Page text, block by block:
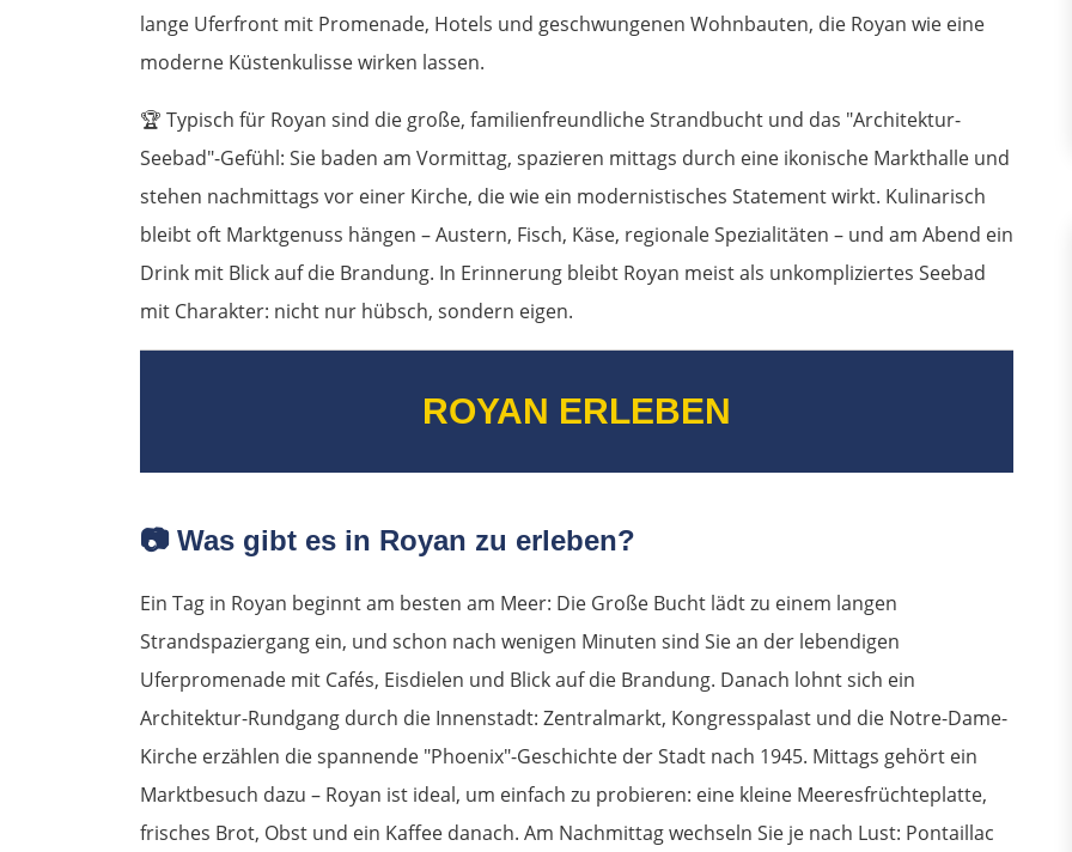
lange Uferfront mit Promenade, Hotels und geschwungenen Wohnbauten, die Royan wie eine
moderne Küstenkulisse wirken lassen.
🏆 Typisch für Royan sind die große, familienfreundliche Strandbucht und das "Architektur-
Seebad"-Gefühl: Sie baden am Vormittag, spazieren mittags durch eine ikonische Markthalle und
stehen nachmittags vor einer Kirche, die wie ein modernistisches Statement wirkt. Kulinarisch
bleibt oft Marktgenuss hängen – Austern, Fisch, Käse, regionale Spezialitäten – und am Abend ein
Drink mit Blick auf die Brandung. In Erinnerung bleibt Royan meist als unkompliziertes Seebad
mit Charakter: nicht nur hübsch, sondern eigen.
ROYAN ERLEBEN
📷Was gibt es in Royan zu erleben?
Ein Tag in Royan beginnt am besten am Meer: Die Große Bucht lädt zu einem langen
Strandspaziergang ein, und schon nach wenigen Minuten sind Sie an der lebendigen
Uferpromenade mit Cafés, Eisdielen und Blick auf die Brandung. Danach lohnt sich ein
Architektur-Rundgang durch die Innenstadt: Zentralmarkt, Kongresspalast und die Notre-Dame-
Kirche erzählen die spannende "Phoenix"-Geschichte der Stadt nach 1945. Mittags gehört ein
Marktbesuch dazu – Royan ist ideal, um einfach zu probieren: eine kleine Meeresfrüchteplatte,
frisches Brot, Obst und ein Kaffee danach. Am Nachmittag wechseln Sie je nach Lust: Pontaillac